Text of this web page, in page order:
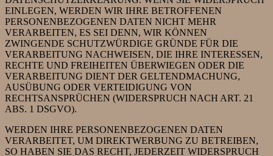
EINLEGEN, WERDEN WIR IHRE BETROFFENEN
PERSONENBEZOGENEN DATEN NICHT MEHR
VERARBEITEN, ES SEI DENN, WIR KÖNNEN
ZWINGENDE SCHUTZWÜRDIGE GRÜNDE FÜR DIE
VERARBEITUNG NACHWEISEN, DIE IHRE INTERESSEN,
RECHTE UND FREIHEITEN ÜBERWIEGEN ODER DIE
VERARBEITUNG DIENT DER GELTENDMACHUNG,
AUSÜBUNG ODER VERTEIDIGUNG VON
RECHTSANSPRÜCHEN (WIDERSPRUCH NACH ART. 21
ABS. 1 DSGVO).
WERDEN IHRE PERSONENBEZOGENEN DATEN
VERARBEITET, UM DIREKTWERBUNG ZU BETREIBEN,
SO HABEN SIE DAS RECHT, JEDERZEIT WIDERSPRUCH